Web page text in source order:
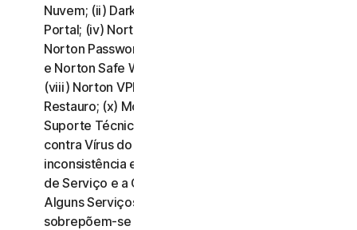
Nuvem; (ii) Dark Web Monitoring; (iii) Norton Credit
Portal; (iv) Norton Family e Controlo Parental; (v)
Norton Password Manager; (vi) Norton Safe Search
e Norton Safe Web; (vii) Norton Small Business;
(viii) Norton VPN (ix) Serviços de Suporte de
Restauro; (x) Monitorização de Redes Sociais e (xi)
Suporte Técnico (incluindo Promessa de Proteção
contra Vírus do Norton). Em caso de conflito ou
inconsistência entre a Cláusula 2.ª – Termos Gerais
de Serviço e a Cláusula 4.ª – Termos Específicos de
Alguns Serviços, os termos da Cláusula 4.ª
sobrepõem-se aos da Cláusula 2.ª.